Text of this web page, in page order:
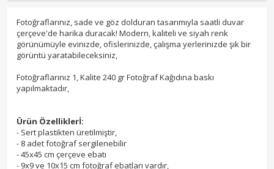
Fotoğraflarınız, sade ve göz dolduran tasarımıyla saatli duvar
çerçeve'de harika duracak! Modern, kaliteli ve siyah renk
görünümüyle evinizde, ofislerinizde, çalışma yerlerinizde şık bir
görüntü yaratabileceksiniz,
Fotoğraflarınız 1, Kalite 240 gr Fotoğraf Kağıdına baskı
yapılmaktadır,
Ürün Özelliklerİ:
- Sert plastikten üretilmiştir,
- 8 adet fotoğraf sergilenebilir
- 45x45 cm çerçeve ebatı
- 9x9 ve 10x15 cm fotoğraf ebatları vardır,